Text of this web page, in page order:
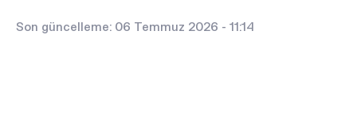
Son güncelleme: 06 Temmuz 2026 - 11:14